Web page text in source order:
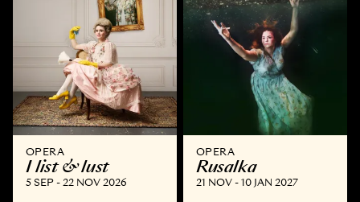
OPERA
I list & lust
5 SEP - 22 NOV 2026
OPERA
Rusalka
21 NOV - 10 JAN 2027